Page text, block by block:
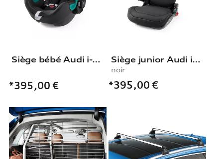
Siège bébé Audi i-Size
*395,00 €
Siège junior Audi i-Size, noir
noir
*395,00 €